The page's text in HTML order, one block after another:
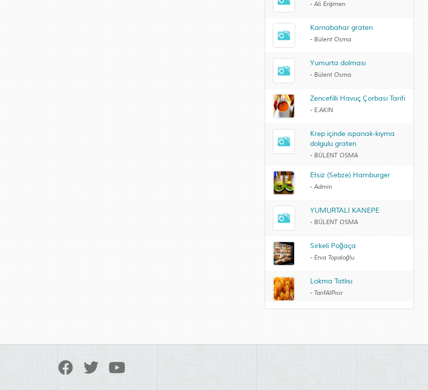
- Ali Erişmen
Karnabahar graten
- Bülent Osma
Yumurta dolması
- Bülent Osma
Zencefilli Havuç Çorbası Tarifi
- E.AKIN
Krep içinde ıspanak-kıyma
dolgulu graten
- BÜLENT OSMA
Etsiz (Sebze) Hamburger
- Admin
YUMURTALI KANEPE
- BÜLENT OSMA
Sirkeli Poğaça
- Erva Topaloğlu
Lokma Tatlısı
- TarifAlPisir